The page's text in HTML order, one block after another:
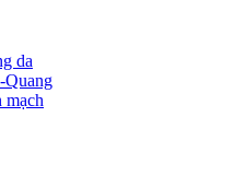
da
mạch